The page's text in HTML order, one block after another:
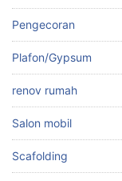
Pengecoran
Plafon/Gypsum
renov rumah
Salon mobil
Scafolding